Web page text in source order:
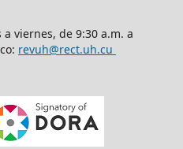
viernes, de 9:30 a.m. a
revuh@rect.uh.cu